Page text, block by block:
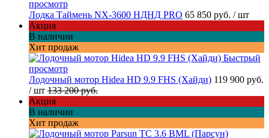
просмотр
Лодка Таймень NX-3600 НДНД PRO 65 850 руб. / шт
Акция
В наличии
Хит продаж
Быстрый
просмотр
Лодочный мотор Hidea HD 9.9 FHS (Хайди) 119 900 руб.
/ шт 133 200 руб.
Акция
В наличии
Хит продаж